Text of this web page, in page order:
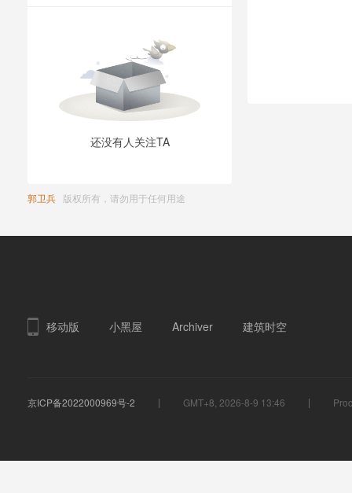
还没有人关注TA
郭卫兵 版权所有，请勿用于任何用途
移动版 小黑屋 Archiver 建筑时空
京ICP备2022000969号-2 GMT+8, 2026-8-9 13:46